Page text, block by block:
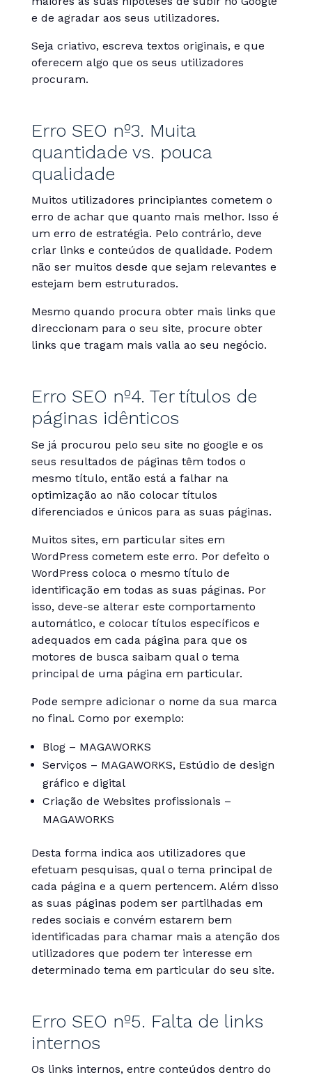
e de agradar aos seus utilizadores.
Seja criativo, escreva textos originais, e que
oferecem algo que os seus utilizadores
procuram.
Erro SEO nº3. Muita
quantidade vs. pouca
qualidade
Muitos utilizadores principiantes cometem o
erro de achar que quanto mais melhor. Isso é
um erro de estratégia. Pelo contrário, deve
criar links e conteúdos de qualidade. Podem
não ser muitos desde que sejam relevantes e
estejam bem estruturados.
Mesmo quando procura obter mais links que
direccionam para o seu site, procure obter
links que tragam mais valia ao seu negócio.
Erro SEO nº4. Ter títulos de
páginas idênticos
Se já procurou pelo seu site no google e os
seus resultados de páginas têm todos o
mesmo título, então está a falhar na
optimização ao não colocar títulos
diferenciados e únicos para as suas páginas.
Muitos sites, em particular sites em
WordPress cometem este erro. Por defeito o
WordPress coloca o mesmo título de
identificação em todas as suas páginas. Por
isso, deve-se alterar este comportamento
automático, e colocar títulos específicos e
adequados em cada página para que os
motores de busca saibam qual o tema
principal de uma página em particular.
Pode sempre adicionar o nome da sua marca
no final. Como por exemplo:
Blog – MAGAWORKS
Serviços – MAGAWORKS, Estúdio de design
gráfico e digital
Criação de Websites profissionais –
MAGAWORKS
Desta forma indica aos utilizadores que
efetuam pesquisas, qual o tema principal de
cada página e a quem pertencem. Além disso
as suas páginas podem ser partilhadas em
redes sociais e convém estarem bem
identificadas para chamar mais a atenção dos
utilizadores que podem ter interesse em
determinado tema em particular do seu site.
Erro SEO nº5. Falta de links
internos
Os links internos, entre conteúdos dentro do